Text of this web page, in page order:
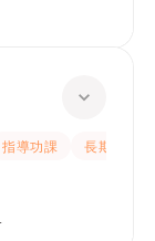
指導功課
長期補習